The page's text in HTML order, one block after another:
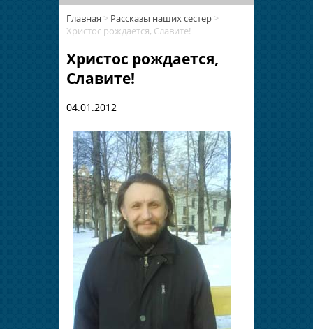
Главная > Рассказы наших сестер >
Христос рождается, Славите!
Христос рождается,
Славите!
04.01.2012